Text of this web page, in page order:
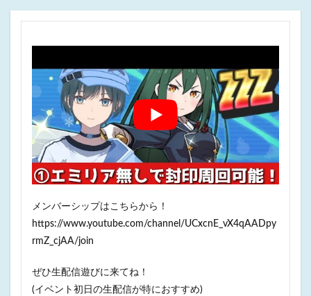
メンバーシップはこちらから！
https://www.youtube.com/channel/UCxcnE_vX4qAADpy
rmZ_cjAA/join
ぜひ生配信遊びに来てね！
(イベント初日の生配信が特におすすめ)